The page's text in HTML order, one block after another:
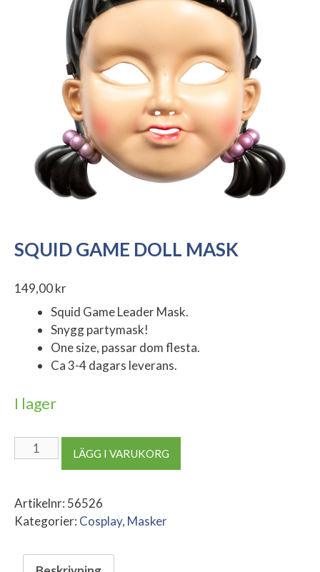
SQUID GAME DOLL MASK
149,00kr
Squid Game Leader Mask.
Snygg partymask!
One size, passar dom flesta.
Ca 3-4 dagars leverans.
I lager
Squid
Game
Mask
mängd
LÄGG I VARUKORG
Artikelnr: 56526
Kategorier: Cosplay, Masker